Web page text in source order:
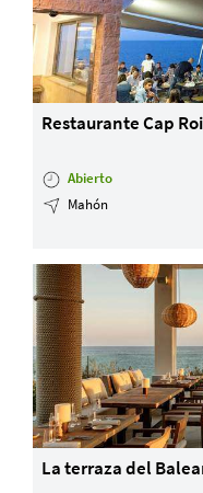
Restaurante Cap
Abierto
Mahón
La terraza del